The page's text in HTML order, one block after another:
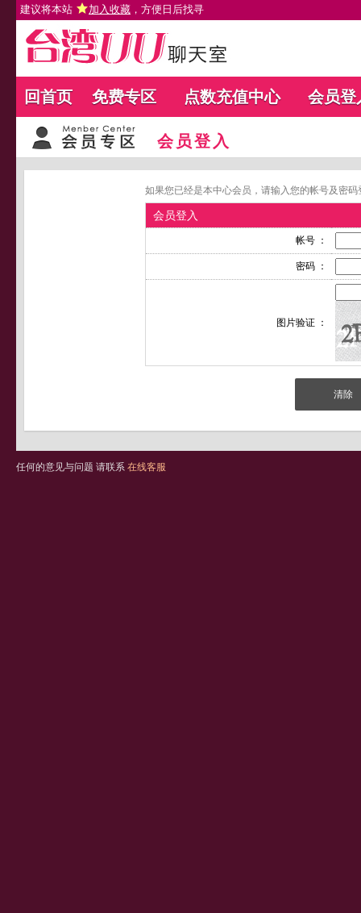
建议将本站 加入收藏 ，方便日后找寻
回首页 免费专区 点数充值中心 会员登
会员登入
如果您已经是本中心会员，请输入您的帐号及密
会员登入
帐号 ：
密码 ：
图片验证 ：
任何的意见与问题 请联系 在线客服